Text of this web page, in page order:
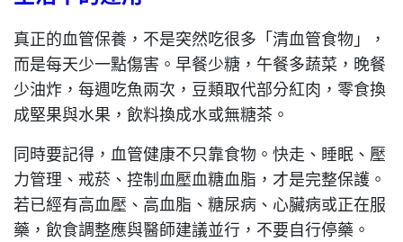
真正的血管保養，不是突然吃很多「清血管食物」，
而是每天少一點傷害。早餐少糖，午餐多蔬菜，晚餐
少油炸，每週吃魚兩次，豆類取代部分紅肉，零食換
成堅果與水果，飲料換成水或無糖茶。
同時要記得，血管健康不只靠食物。快走、睡眠、壓
力管理、戒菸、控制血壓血糖血脂，才是完整保護。
若已經有高血壓、高血脂、糖尿病、心臟病或正在服
藥，飲食調整應與醫師建議並行，不要自行停藥。